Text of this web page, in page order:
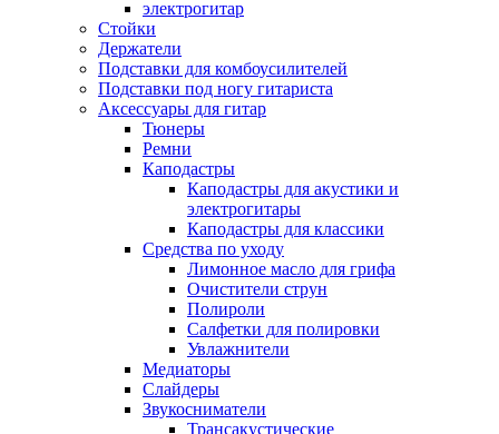
электрогитар
Стойки
Держатели
Подставки для комбоусилителей
Подставки под ногу гитариста
Аксессуары для гитар
Тюнеры
Ремни
Каподастры
Каподастры для акустики и
электрогитары
Каподастры для классики
Средства по уходу
Лимонное масло для грифа
Очистители струн
Полироли
Салфетки для полировки
Увлажнители
Медиаторы
Слайдеры
Звукосниматели
Трансакустические